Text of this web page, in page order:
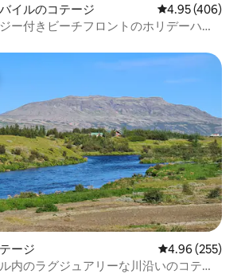
イルのコテージ レビュー406
4.95 (406)
ー付きビーチフロントのホリデーハウ
ージ レビュー255
4.96 (255)
内のラグジュアリーな川沿いのコテー